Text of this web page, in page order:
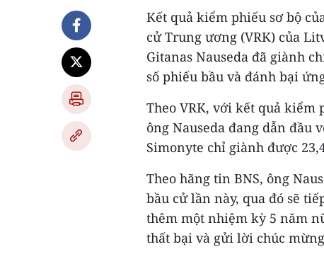
Kết quả kiểm phiếu sơ bộ
cử Trung ương (VRK) của
Gitanas Nauseda đã giành
số phiếu bầu và đánh bại
Theo VRK, với kết quả kiểm
ông Nauseda đang dẫn đầu
Simonyte chỉ giành được
Theo hãng tin BNS, ông
bầu cử lần này, qua đó sẽ
thêm một nhiệm kỳ 5 năm
thất bại và gửi lời chúc